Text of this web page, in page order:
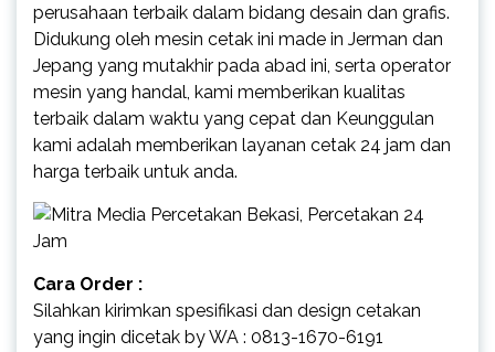
perusahaan terbaik dalam bidang desain dan grafis.
Didukung oleh mesin cetak ini made in Jerman dan
Jepang yang mutakhir pada abad ini, serta operator
mesin yang handal, kami memberikan kualitas
terbaik dalam waktu yang cepat dan Keunggulan
kami adalah memberikan layanan cetak 24 jam dan
harga terbaik untuk anda.
Cara Order :
Silahkan kirimkan spesifikasi dan design cetakan
yang ingin dicetak by WA : 0813-1670-6191